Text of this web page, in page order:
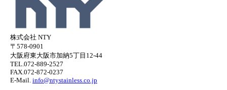
株式会社 NTY
〒578-0901
大阪府東大阪市加納5丁目12-44
TEL.072-889-2527
FAX.072-872-0237
E-Mail. info@ntystainless.co.jp